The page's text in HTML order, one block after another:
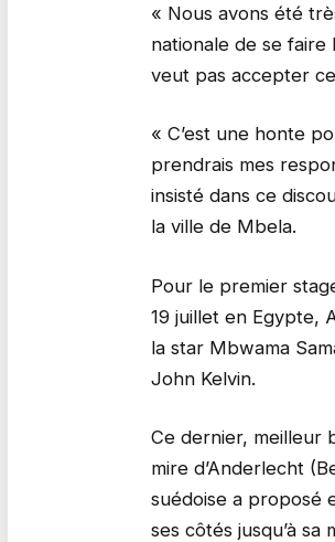
« Nous avons été
nationale de se
veut pas accepter
« C’est une honte
prendrais mes
insisté dans ce
la ville de Mbela.
Pour le premier
19 juillet en Egypte,
la star Mbwama
John Kelvin.
Ce dernier, meilleur
mire d’Anderlecht
suédoise a proposé
ses côtés jusqu’à sa